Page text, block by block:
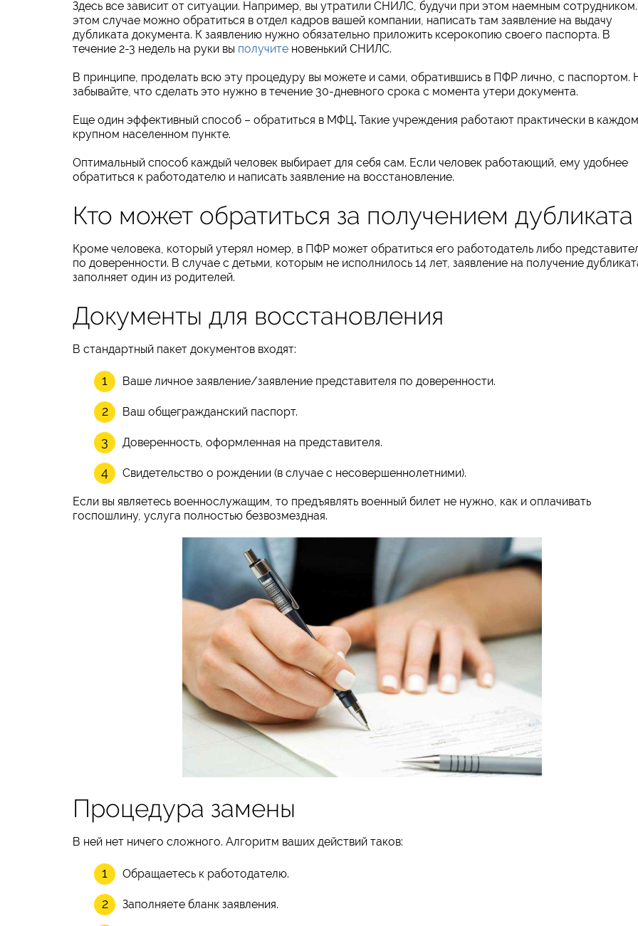
Здесь все зависит от ситуации. Например, вы утратили СНИЛС, будучи при этом наемным
этом случае можно обратиться в отдел кадров вашей компании, написать там заявление на выдачу
дубликата документа. К заявлению нужно обязательно приложить ксерокопию своего паспорта. В
течение 2-3 недель на руки вы получите новенький СНИЛС.
В принципе, проделать всю эту процедуру вы можете и сами, обратившись в ПФР лично, с паспортом.
забывайте, что сделать это нужно в течение 30-дневного срока с момента утери документа.
Еще один эффективный способ – обратиться в МФЦ. Такие учреждения работают практически в каждом
крупном населенном пункте.
Оптимальный способ каждый человек выбирает для себя сам. Если человек работающий, ему удобнее
обратиться к работодателю и написать заявление на восстановление.
Кто может обратиться за получением дубликата
Кроме человека, который утерял номер, в ПФР может обратиться его работодатель либо
по доверенности. В случае с детьми, которым не исполнилось 14 лет, заявление на получение
заполняет один из родителей.
Документы для восстановления
В стандартный пакет документов входят:
Ваше личное заявление/заявление представителя по доверенности.
Ваш общегражданский паспорт.
Доверенность, оформленная на представителя.
Свидетельство о рождении (в случае с несовершеннолетними).
Если вы являетесь военнослужащим, то предъявлять военный билет не нужно, как и оплачивать
госпошлину, услуга полностью безвозмездная.
Процедура замены
В ней нет ничего сложного. Алгоритм ваших действий таков:
Обращаетесь к работодателю.
Заполняете бланк заявления.